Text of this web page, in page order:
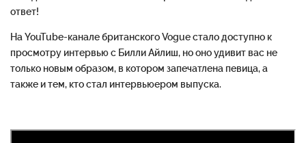
ответ!
На YouTube-канале британского Vogue стало доступно к
просмотру интервью с Билли Айлиш, но оно удивит вас не
только новым образом, в котором запечатлена певица, а
также и тем, кто стал интервьюером выпуска.